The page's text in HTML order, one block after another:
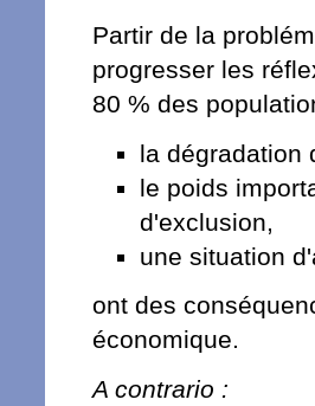
Partir de la
progresser les
80 % des
la dégradation
le poids
d'exclusion,
une situation
ont des
économique.
A contrario :